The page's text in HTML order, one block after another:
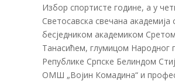
Избор спортисте године, а у
Светосавска свечана академија
бесједником академиком Сретом
Танасићем, глумицом Народног
Републике Српске Белиндом
ОМШ „Војин Комадина“ и